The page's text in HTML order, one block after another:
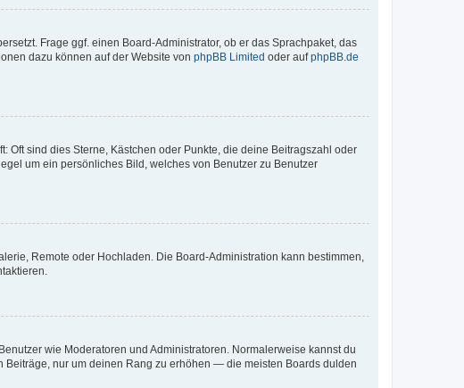
Frage ggf. einen Board-Administrator, ob er das Sprachpaket, das
dazu können auf der Website von phpBB Limited oder aufphpBB.de
Oft sind dies Sterne, Kästchen oder Punkte, die deine Beitragszahl oder
um ein persönliches Bild, welches von Benutzer zu Benutzer
Remote oder Hochladen. Die Board-Administration kann bestimmen,
wie Moderatoren und Administratoren. Normalerweise kannst du
nur um deinen Rang zu erhöhen — die meisten Boards dulden